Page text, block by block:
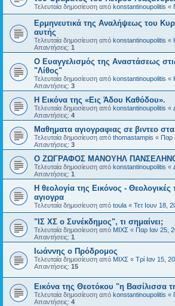
Τελευταία δημοσίευση από konstantinoupolitis «
Ερμηνευτικά της Αναλήψεως του
αυτής
Τελευταία δημοσίευση από konstantinoupolitis «
Απαντήσεις: 1
Ο Ευαγγελισμός της Αναστάσεως
"Λίθος"
Τελευταία δημοσίευση από konstantinoupolitis «
Απαντήσεις: 3
Η Εικόνα της «Εις Άδου Καθόδου».
Τελευταία δημοσίευση από konstantinoupolitis «
Απαντήσεις: 4
Μαθηματα αγιογραφιας σε βιντεο στα
Τελευταία δημοσίευση από thomastampis « Παρ
Απαντήσεις: 3
Ο ΖΩΓΡΑΦΟΣ ΜΑΝΟΥΗΛ
Τελευταία δημοσίευση από konstantinoupolitis «
Απαντήσεις: 1
Η θεολογία της Εικόνος - Θεολογικές
αγιογρα
Τελευταία δημοσίευση από toula « Τετ Ιουν 18,
"ΙΣ ΧΣ ο Συνέκδημος", τι σημαίνει;
Τελευταία δημοσίευση από ΜΙΧΣ « Παρ Ιαν 25,
Απαντήσεις: 1
Ιωάννης ο Πρόδρομος
Τελευταία δημοσίευση από ΜΙΧΣ « Τρί Ιαν 15,
Απαντήσεις: 15
Εικόνα της Θεοτόκου "η Βασίλισσα
Τελευταία δημοσίευση από konstantinoupolitis «
Απαντήσεις: 4